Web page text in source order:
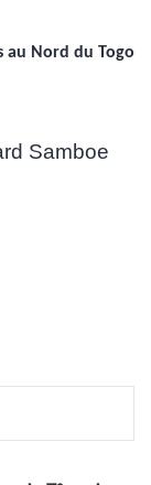
au Nord du Togo
Samboe